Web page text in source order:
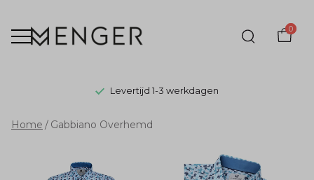
0
Levertijd 1-3 werkdagen
Gabbiano
Overhemd
Home Gabbiano Overhemd